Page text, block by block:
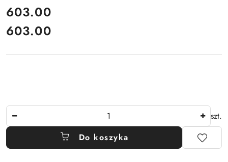
cena:
603.00
Cena:
603.00
szt.
Do koszyka